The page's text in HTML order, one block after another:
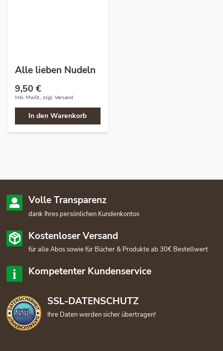
Alle lieben Nudeln
9,50 €
Inkl. MwSt., zzgl. Versand
In den Warenkorb
Volle Transparenz
dank Ihres persönlichen Kundenkontos
Kostenloser Versand
für alle Abos sowie für Bücher & Produkte ab 30€ Bestellwert
Kompetenter Kundenservice
SSL-DATENSCHUTZ
Ihre Daten werden sicher übertragen!